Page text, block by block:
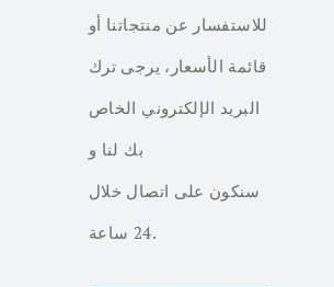
للاستفسار عن منتجاتنا أو
قائمة الأسعار، يرجى ترك
البريد الإلكتروني الخاص
بك لنا و
سنكون على اتصال خلال
24 ساعة.